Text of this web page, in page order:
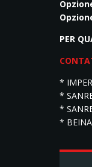
PER
*
*
*
*